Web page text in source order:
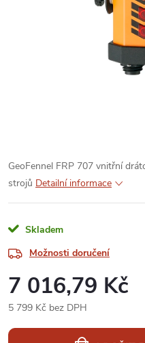
GeoFennel FRP 707 vnitřní
strojů Detailní informace
Skladem
Možnosti doručení
7 016,79 Kč
5 799 Kč bez DPH